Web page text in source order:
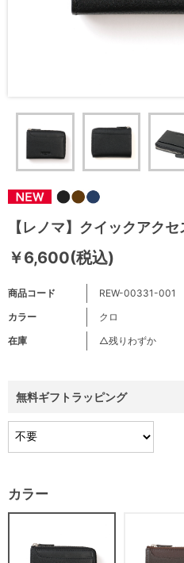
【レノマ】クイックアク
￥6,600(税込)
商品コード
REW-00331-001
カラー
クロ
在庫
△残りわずか
無料ギフトラッピング
カラー